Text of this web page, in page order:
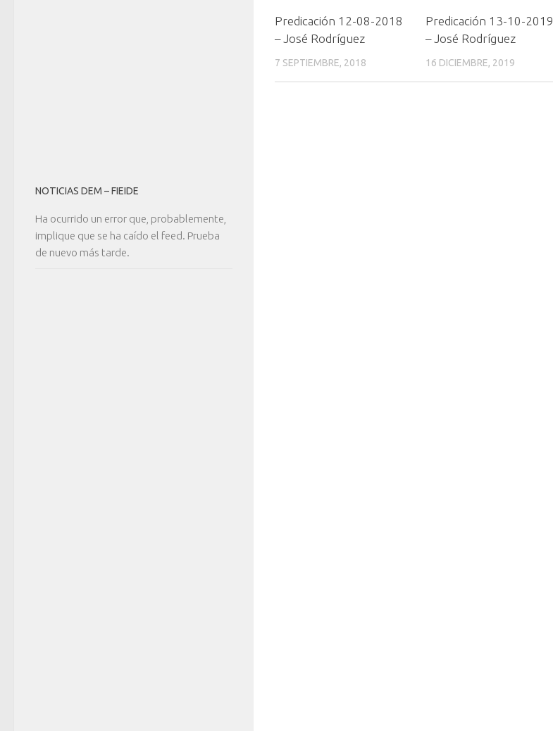
Predicación 12-08-2018
– José Rodríguez
7 SEPTIEMBRE, 2018
Predicación 13-10-2019
– José Rodríguez
16 DICIEMBRE, 2019
NOTICIAS DEM – FIEIDE
Ha ocurrido un error que, probablemente,
implique que se ha caído el feed. Prueba
de nuevo más tarde.